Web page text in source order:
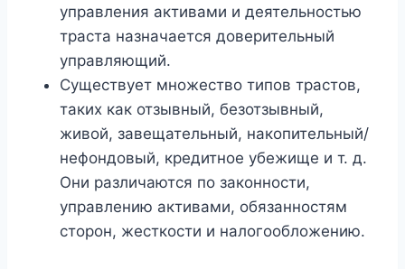
управления активами и деятельностью
траста назначается доверительный
управляющий.
Существует множество типов трастов,
таких как отзывный, безотзывный,
живой, завещательный, накопительный/
нефондовый, кредитное убежище и т. д.
Они различаются по законности,
управлению активами, обязанностям
сторон, жесткости и налогообложению.